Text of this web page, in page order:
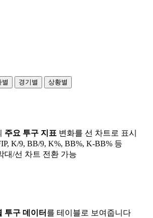
별 경기별 상황별
주요 투구 지표 변화를 선 차트로 표시
K/9, BB/9, K%, BB%, K-BB% 등
대/선 차트 전환 가능
투구 데이터 를 테이블로 보여줍니다